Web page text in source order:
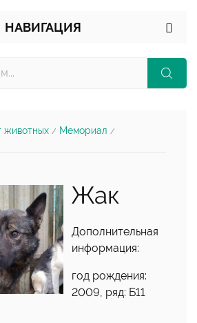
НАВИГАЦИЯ
животных / Мемориал /
Жак
Дополнительная
информация:
год рождения:
2009, ряд: Б11